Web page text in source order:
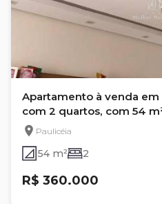
Apartamento à venda em
com 2 quartos, com 54
Paulicéia
54 m² 2
R$ 360.000